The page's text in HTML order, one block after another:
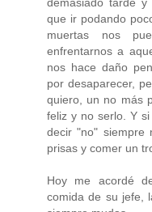
que ir podando
muertas nos
enfrentarnos a
nos hace daño
por desaparecer,
quiero, un no más
feliz y no serlo. Y
decir "no" siempre
prisas y comer un
Hoy me acordé
comida de su jefe,